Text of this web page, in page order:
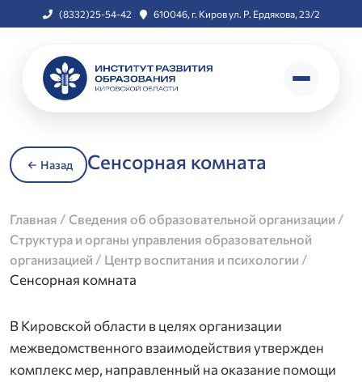
(8332)25-54-42 610046, г. Киров ул. Р. Ердякова, 23/2
Назад Сенсорная комната
Главная / Сведения об образовательной организации /
Структура и органы управления образовательной
организацией / Центр воспитания и психологии /
Сенсорная комната
В Кировской области в целях организации
межведомственного взаимодействия утвержден
комплекс мер, направленный на оказание помощи